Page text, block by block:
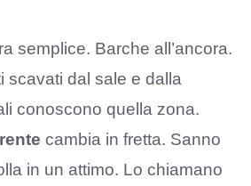
semplice. Barche all’ancora.
scavati dal sale e dalla
conoscono quella zona.
cambia in fretta. Sanno
in un attimo. Lo chiamano